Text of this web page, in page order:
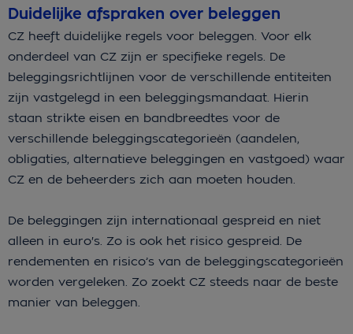
Duidelijke afspraken over beleggen
CZ heeft duidelijke regels voor beleggen. Voor elk
onderdeel van CZ zijn er specifieke regels. De
beleggingsrichtlijnen voor de verschillende entiteiten
zijn vastgelegd in een beleggingsmandaat. Hierin
staan strikte eisen en bandbreedtes voor de
verschillende beleggingscategorieën (aandelen,
obligaties, alternatieve beleggingen en vastgoed) waar
CZ en de beheerders zich aan moeten houden.
De beleggingen zijn internationaal gespreid en niet
alleen in euro's. Zo is ook het risico gespreid. De
rendementen en risico’s van de beleggingscategorieën
worden vergeleken. Zo zoekt CZ steeds naar de beste
manier van beleggen.